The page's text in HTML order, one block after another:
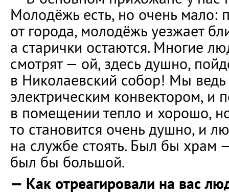
Молодёжь есть, но очень мало:
от города, молодёжь уезжает
а старички остаются. Многие
смотрят — ой, здесь душно,
в Николаевский собор! Мы ведь
электрическим конвектором, и
в помещении тепло и хорошо,
то становится очень душно, и
на службе стоять. Был бы храм
был бы большой.
— Как отреагировали на вас